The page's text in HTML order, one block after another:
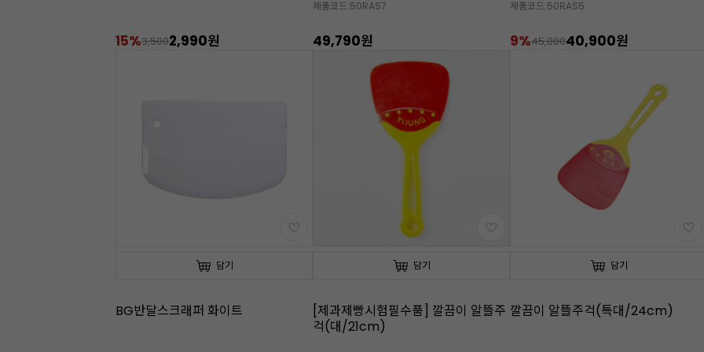
15%3,5002,990원
제품코드:50RAS7
49,790원
제품코드:50RAS5
9%45,00040,900원
담기
BG반달스크래퍼 화이트
담기
[제과제빵시험필수품] 깔끔이 알뜰주
걱(대/21cm)
담기
깔끔이 알뜰주걱(특대/24cm)